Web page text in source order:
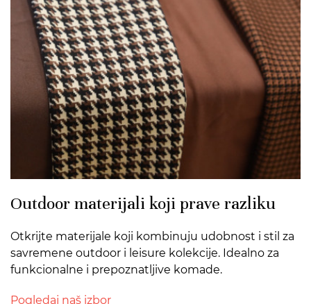
Outdoor materijali koji prave razliku
Otkrijte materijale koji kombinuju udobnost i stil za
savremene outdoor i leisure kolekcije. Idealno za
funkcionalne i prepoznatljive komade.
Pogledaj naš izbor